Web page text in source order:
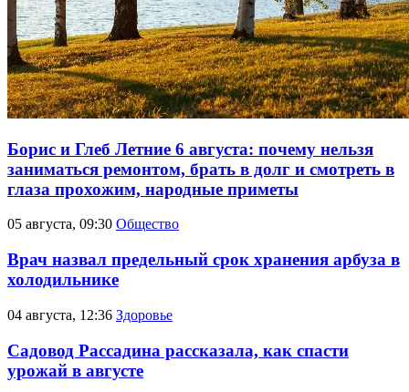
Борис и Глеб Летние 6 августа: почему нельзя
заниматься ремонтом, брать в долг и смотреть в
глаза прохожим, народные приметы
05 августа, 09:30 Общество
Врач назвал предельный срок хранения арбуза в
холодильнике
04 августа, 12:36 Здоровье
Садовод Рассадина рассказала, как спасти
урожай в августе